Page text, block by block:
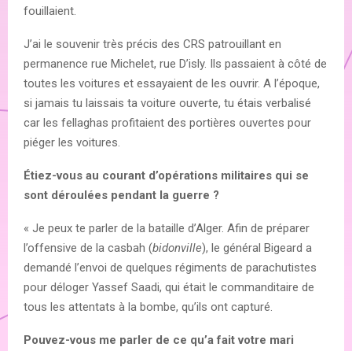
fouillaient.
J’ai le souvenir très précis des CRS patrouillant en
permanence rue Michelet, rue D’isly. Ils passaient à côté de
toutes les voitures et essayaient de les ouvrir. A l’époque,
si jamais tu laissais ta voiture ouverte, tu étais verbalisé
car les fellaghas profitaient des portières ouvertes pour
piéger les voitures.
Étiez-vous au courant d’opérations militaires qui se
sont déroulées pendant la guerre ?
« Je peux te parler de la bataille d’Alger. Afin de préparer
l’offensive de la casbah (bidonville), le général Bigeard a
demandé l’envoi de quelques régiments de parachutistes
pour déloger Yassef Saadi, qui était le commanditaire de
tous les attentats à la bombe, qu’ils ont capturé.
Pouvez-vous me parler de ce qu’a fait votre mari